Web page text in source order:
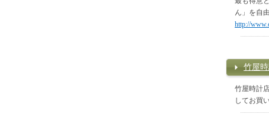
ん」を自
http://
竹屋
竹屋時計
してお買